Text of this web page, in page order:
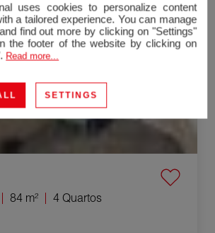
84 m²
4 Quartos
uses cookies to personalize content
a tailored experience. You can manage
find out more by clicking on "Settings"
the footer of the website by clicking on
Read more...
SETTINGS